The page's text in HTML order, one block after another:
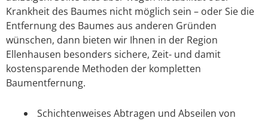
Krankheit des Baumes nicht möglich sein – oder Sie die
Entfernung des Baumes aus anderen Gründen
wünschen, dann bieten wir Ihnen in der Region
Ellenhausen besonders sichere, Zeit- und damit
kostensparende Methoden der kompletten
Baumentfernung.
Schichtenweises Abtragen und Abseilen von